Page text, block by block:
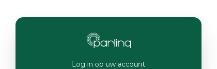
Log in op uw account